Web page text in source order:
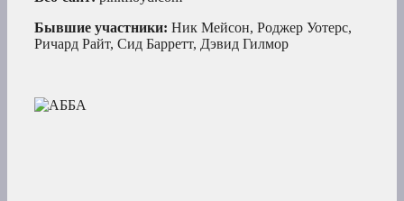
Бывшие участники: Ник Мейсон, Роджер Уотерс,
Ричард Райт, Сид Барретт, Дэвид Гилмор